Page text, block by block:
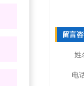
留言
姓
电